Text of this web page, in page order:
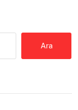
Ara